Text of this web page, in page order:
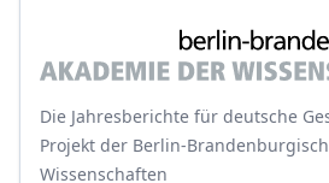
Die Jahresberichte für deutsche
Projekt der Berlin-
Wissenschaften